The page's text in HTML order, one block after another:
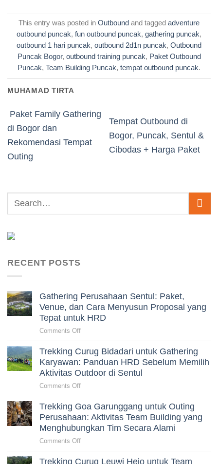
This entry was posted in Outbound and tagged adventure
outbound puncak, fun outbound puncak, gathering puncak,
outbound 1 hari puncak, outbound 2d1n puncak, Outbound
Puncak Bogor, outbound training puncak, Paket Outbound
Puncak, Team Building Puncak, tempat outbound puncak.
MUHAMAD TIRTA
Paket Family Gathering
di Bogor dan
Rekomendasi Tempat
Outing
Tempat Outbound di
Bogor, Puncak, Sentul &
Cibodas + Harga Paket
RECENT POSTS
Gathering Perusahaan Sentul: Paket,
Venue, dan Cara Menyusun Proposal yang
Tepat untuk HRD
Comments Off
Perusahaan
Sentul:
Paket,
Venue,
Menyusun
Proposal
yang
Tepat
HRD
Trekking Curug Bidadari untuk Gathering
Karyawan: Panduan HRD Sebelum Memilih
Aktivitas Outdoor di Sentul
Comments Off
Curug
Bidadari
untuk
Gathering
Panduan
Trekking Goa Garunggang untuk Outing
Perusahaan: Aktivitas Team Building yang
Menghubungkan Tim Secara Alami
Comments Off